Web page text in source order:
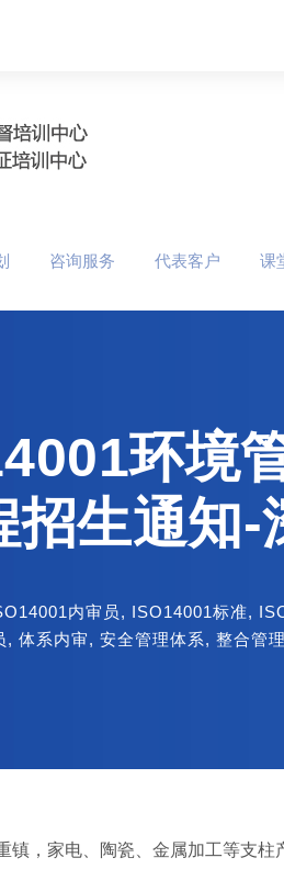
咨询服务 代表客户 课
环境
招生通知-
内审员, ISO14001标准,
, 体系内审, 安全管理体系, 整合管
镇，家电、陶瓷、金属加工等支